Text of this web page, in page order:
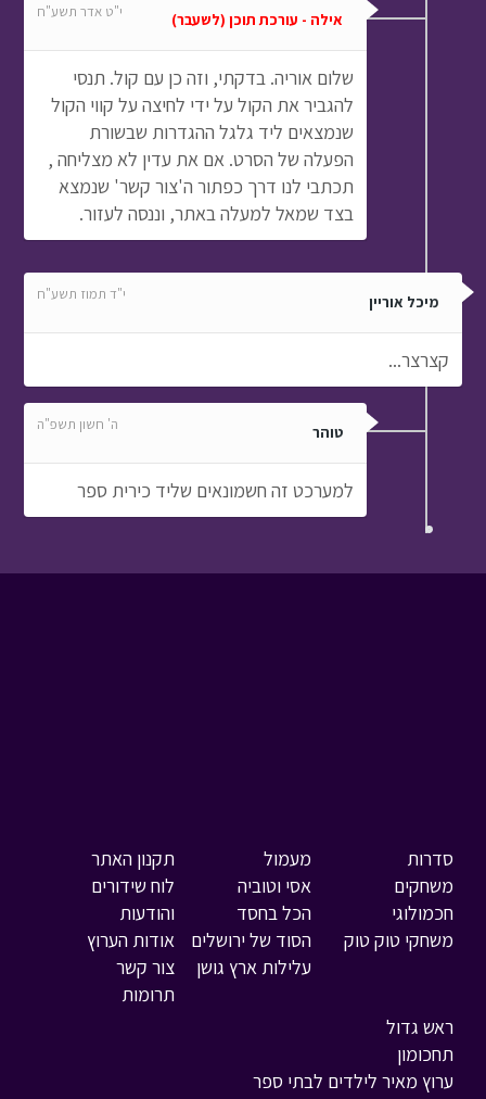
אילה - עורכת תוכן (לשעבר) י"ט אדר תשע"ח
שלום אוריה. בדקתי, וזה כן עם קול. תנסי
להגביר את הקול על ידי לחיצה על קווי הקול
שנמצאים ליד גלגל ההגדרות שבשורת
הפעלה של הסרט. אם את עדין לא מצליחה ,
תכתבי לנו דרך כפתור ה'צור קשר' שנמצא
בצד שמאל למעלה באתר, וננסה לעזור.
מיכל אוריין י"ד תמוז תשע"ח
קצרצר...
טוהר ה' חשון תשפ"ה
למערכט זה חשמונאים שליד כירית ספר
סדרות
משחקים
חכמולוגי
משחקי טוק טוק
מעמול
אסי וטוביה
הכל בחסד
הסוד של ירושלים
עלילות ארץ גושן
ראש גדול
תחכומון
ערוץ מאיר לילדים לבתי ספר
תקנון האתר
לוח שידורים
והודעות
אודות הערוץ
צור קשר
תרומות